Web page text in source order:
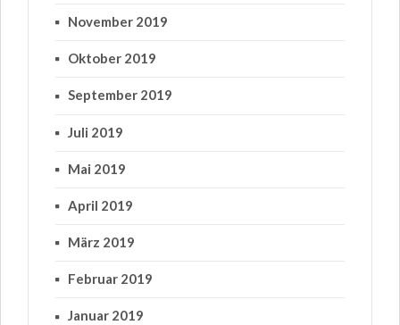
November 2019
Oktober 2019
September 2019
Juli 2019
Mai 2019
April 2019
März 2019
Februar 2019
Januar 2019